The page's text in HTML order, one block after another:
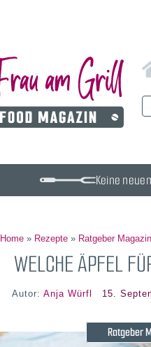
Keine
Home» Rezepte» Ratgeber Magazin
WELCHE ÄPFEL
Autor: Anja Würfl 15.
Ratgeber